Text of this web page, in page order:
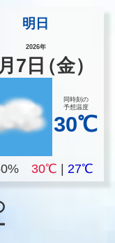
明日
2026年
月 7 日（金）
同時刻の
予想温度
30℃
30℃ |27℃